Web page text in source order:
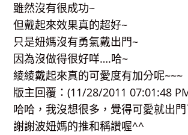
雖然沒有很成功~
但戴起來效果真的超好~
只是妞媽沒有勇氣戴出門~
因為沒做得很好咩….哈~
綾綾戴起來真的可愛度有加分呢~~~
版主回覆：(11/28/2011 07:01:48
哈哈，我沒想很多，覺得可愛就出
謝謝波妞媽的推和稱讚喔^^